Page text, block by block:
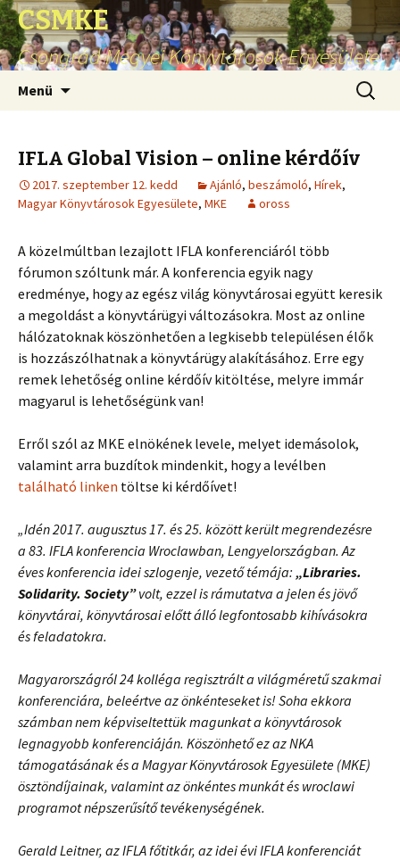
CSMKE
Csongrád Megyei Könyvtárosok Egyesülete
Menü
IFLA Global Vision – online kérdőív
2017. szeptember 12. kedd Ajánló, beszámoló, Hírek,
Magyar Könyvtárosok Egyesülete, MKE oross
A közelmúltban lezajlott IFLA konferenciáról több
fórumon szóltunk már. A konferencia egyik nagy
eredménye, hogy az egész világ könyvtárosai együtt keresik
a megoldást a könyvtárügyi változásokra. Most az online
hálózatoknak köszönhetően a legkisebb településen élők
is hozzászólhatnak a könyvtárügy alakításához. Erre egy
remek lehetőség online kérdőív kitöltése, melyre immár
magyarul is lehetőségünk van!
Erről szól az MKE elnökének levele, melyet idemásolok,
valamint arra buzdítok mindenkit, hogy a levélben
található linken töltse ki kérdőívet!
„Idén 2017. augusztus 17. és 25. között került megrendezésre
a 83. IFLA konferencia Wroclawban, Lengyelországban. Az
éves konferencia idei szlogenje, vezető témája: „Libraries.
Solidarity. Society”volt, ezzel is rámutatva a jelen és jövő
könyvtárai, könyvtárosai előtt álló legfontosabb kihívásokra
és feladatokra.
Magyarországról 24 kolléga regisztrált a világméretű szakmai
konferenciára, beleértve az önkénteseket is! Soha ekkora
számban nem képviseltettük magunkat a könyvtárosok
legnagyobb konferenciáján. Köszönhető ez az NKA
támogatásának és a Magyar Könyvtárosok Egyesülete (MKE)
ösztöndíjainak, valamint az önkéntes munkát és wroclawi
programot népszerűsítő tevékenységének.
Gerald Leitner, az IFLA főtitkár, az idei évi IFLA konferenciát